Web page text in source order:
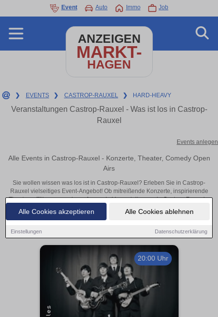
Alle Cookies akzeptieren Alle Cookies ablehnen
Einstellungen Datenschutzerklärung
Event Auto Immo Job
ANZEIGEN
MARKT-
HAGEN
❯ EVENTS ❯ CASTROP-RAUXEL ❯ HARD-HEAVY
Veranstaltungen Castrop-Rauxel - Was ist los in Castrop-
Rauxel
Events anlegen
Alle Events in Castrop-Rauxel - Konzerte, Theater, Comedy Open
Airs
Sie wollen wissen was los ist in Castrop-Rauxel? Erleben Sie in Castrop-
Rauxel vielseitiges Event-Angebot! Ob mitreißende Konzerte, inspirierende
Theateraufführungen oder aufregende Veranstaltungen in Castrop-Rauxel –
hier finden alles im Überblick und Tickets.
20:00 Uhr